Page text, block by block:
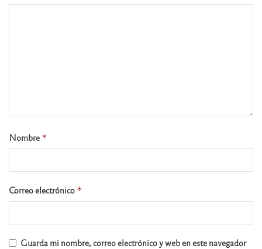
Nombre *
Correo electrónico *
Guarda mi nombre, correo electrónico y web en este navegador